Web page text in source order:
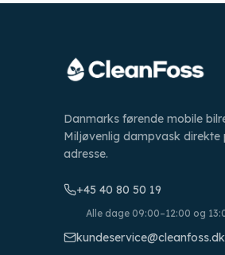
Danmarks førende mobile
Miljøvenlig dampvask direkte
adresse.
+45 40 80 50 19
Alle dage 09:00–12:00 og
kundeservice@cleanfoss.dk